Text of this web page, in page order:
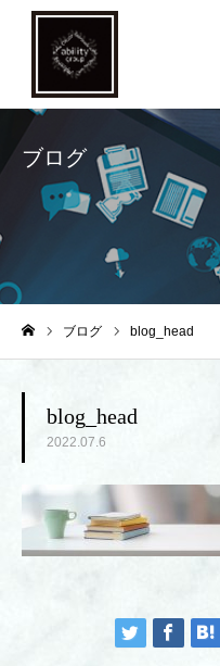
ブログ
ブログ blog_head
blog_head
2022.07.6